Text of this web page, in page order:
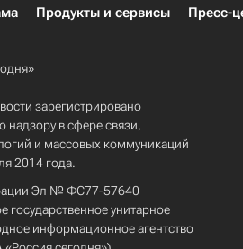
Продукты и сервисы Пресс-
зарегистрировано
надзору в сфере связи,
и массовых коммуникаций
2014 года.
Эл № ФС77-57640
государственное унитарное
информационное агентство